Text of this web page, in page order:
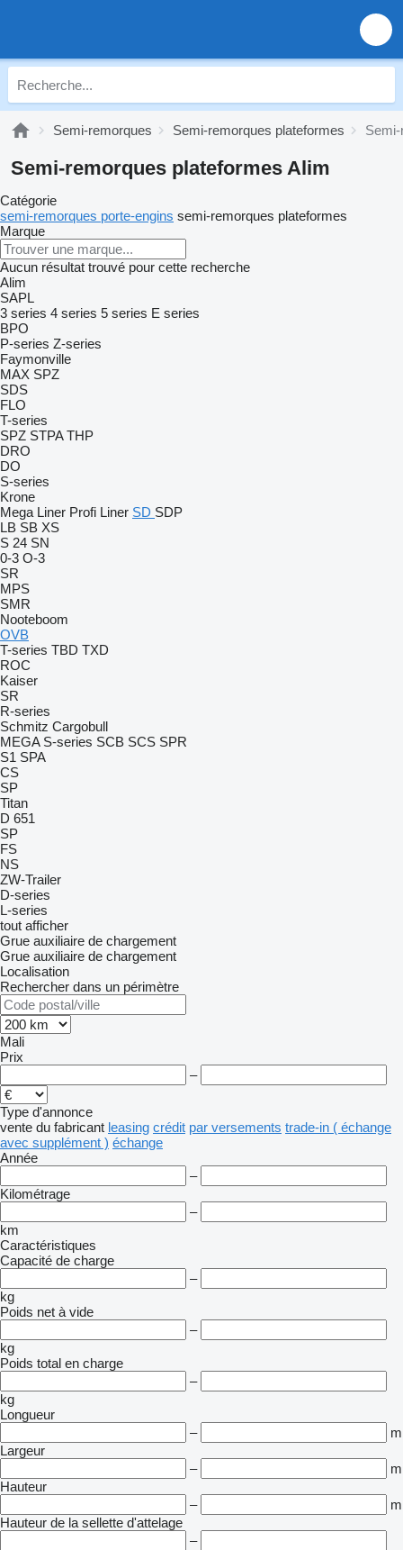
Semi-remorques Semi-remorques plateformes
Semi-remorques plateformes Alim
Catégorie
semi-remorques porte-engins semi-remorques plateformes
Marque
Aucun résultat trouvé pour cette recherche
Alim
SAPL
3 series 4 series 5 series E series
BPO
P-series Z-series
Faymonville
MAX SPZ
SDS
FLO
T-series
SPZ STPA THP
DRO
DO
S-series
Krone
Mega Liner Profi Liner SD SDP
LB SB XS
S 24 SN
0-3 O-3
SR
MPS
SMR
Nooteboom
OVB
T-series TBD TXD
ROC
Kaiser
SR
R-series
Schmitz Cargobull
MEGA S-series SCB SCS SPR
S1 SPA
CS
SP
Titan
D 651
SP
FS
NS
ZW-Trailer
D-series
L-series
tout afficher
Grue auxiliaire de chargement
Grue auxiliaire de chargement
Localisation
Rechercher dans un périmètre
Mali
Prix
–
Type d'annonce
vente du fabricant leasing crédit par versements trade-in ( échange
avec supplément ) échange
Année
–
Kilométrage
–
km
Caractéristiques
Capacité de charge
–
kg
Poids net à vide
–
kg
Poids total en charge
–
kg
Longueur
–
m
Largeur
–
m
Hauteur
–
m
Hauteur de la sellette d'attelage
–